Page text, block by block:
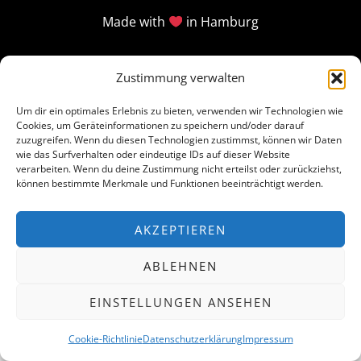
Zustimmung verwalten
Um dir ein optimales Erlebnis zu bieten, verwenden wir Technologien wie
Cookies, um Geräteinformationen zu speichern und/oder darauf
zuzugreifen. Wenn du diesen Technologien zustimmst, können wir Daten
wie das Surfverhalten oder eindeutige IDs auf dieser Website
verarbeiten. Wenn du deine Zustimmung nicht erteilst oder zurückziehst,
können bestimmte Merkmale und Funktionen beeinträchtigt werden.
AKZEPTIEREN
ABLEHNEN
EINSTELLUNGEN ANSEHEN
Cookie-RichtlinieDatenschutzerklärungImpressum
Made with in Hamburg